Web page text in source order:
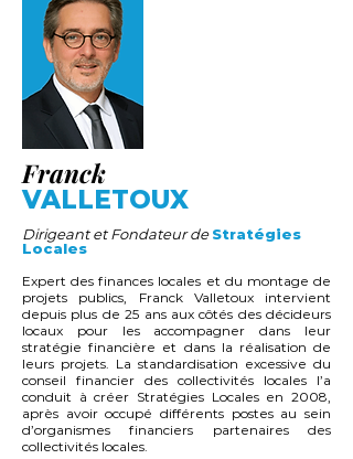
Franck
VALLETOUX
Dirigeant et Fondateur de Stratégies
Locales
Expert des finances locales et du montage de
projets publics, Franck Valletoux intervient
depuis plus de 25 ans aux côtés des décideurs
locaux pour les accompagner dans leur
stratégie financière et dans la réalisation de
leurs projets. La standardisation excessive du
conseil financier des collectivités locales l’a
conduit à créer Stratégies Locales en 2008,
après avoir occupé différents postes au sein
d’organismes financiers partenaires des
collectivités locales.